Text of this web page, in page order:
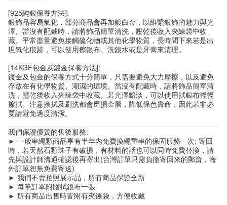
[925純銀保養方法]:
銀飾品容易氧化，部分商品會再加鍍白金，以維繫銀飾的魅力與光
澤。當沒有配戴時，請將飾品簡單清洗，壓乾後收入夾練袋中收
藏。平常盡量避免接觸硫化物或其他化學物質，長時間下來若是出
現氧化痕跡，可以使用擦銀布、洗銀水或是牙膏來清理。
[14KGF包金及鍍金保養方法]:
鍍金及包金的保養方式十分簡單，只需要避免大力摩擦，以及避免
存放在有化學物質、潮濕的環境。當沒有配戴時，請將飾品簡單清
洗，壓乾後收入夾練袋中收藏。若光澤黯淡，可以使用拭銀布輕輕
擦拭。注意擦拭及刷洗都會磨損金層，降低保色壽命，因此若非必
要請避免過度清潔。
我們保證優質的售後服務:
► 一般串繩類商品享有半年內免費換繩重串的保固服務一次; 寄回
時，若天然石類珠子有破損，有材料的話也可以同時免費替換，請
先與設計師溝通確認後再寄出(台灣訂單只需負擔寄回來的郵資，海
外訂單恕無免費寄送)
► 我們不賣拍照展示品，所有商品保證全新
► 每筆訂單附贈拭銀布一張
► 所有商品出售時皆附有夾鍊袋，方便收藏